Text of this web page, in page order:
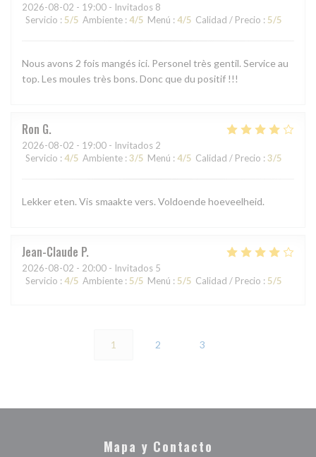
2026-08-02 - 19:00 - Invitados 8
Servicio : 5/5 Ambiente : 4/5 Menú : 4/5 Calidad / Precio : 5/5
Nous avons 2 fois mangés ici. Personel très gentil. Service au
top. Les moules très bons. Donc que du positif !!!
Ron G
2026-08-02 - 19:00 - Invitados 2
Servicio : 4/5 Ambiente : 3/5 Menú : 4/5 Calidad / Precio : 3/5
Lekker eten. Vis smaakte vers. Voldoende hoeveelheid.
Jean-Claude P
2026-08-02 - 20:00 - Invitados 5
Servicio : 4/5 Ambiente : 5/5 Menú : 5/5 Calidad / Precio : 5/5
1 2 3
Mapa y Contacto